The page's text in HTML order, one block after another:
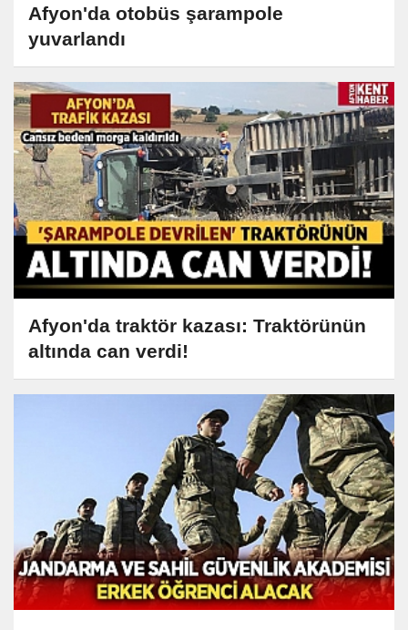
Afyon'da otobüs şarampole
yuvarlandı
Afyon'da traktör kazası: Traktörünün
altında can verdi!